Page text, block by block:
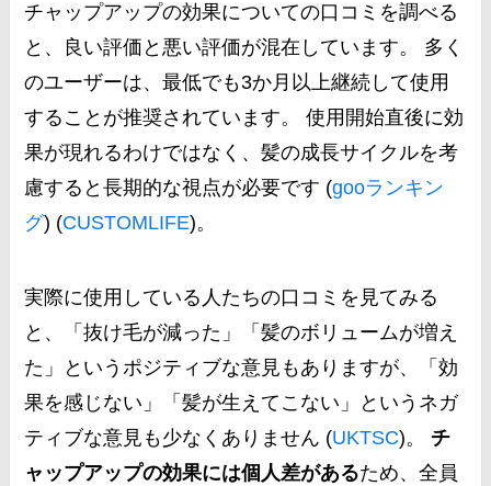
チャップアップの効果についての口コミを調べる
と、良い評価と悪い評価が混在しています。 多く
のユーザーは、最低でも3か月以上継続して使用
することが推奨されています。 使用開始直後に効
果が現れるわけではなく、髪の成長サイクルを考
慮すると長期的な視点が必要です​ (gooランキン
グ)​​ (CUSTOMLIFE)​。
実際に使用している人たちの口コミを見てみる
と、「抜け毛が減った」「髪のボリュームが増え
た」というポジティブな意見もありますが、「効
果を感じない」「髪が生えてこない」というネガ
ティブな意見も少なくありません​ (UKTSC)​。 チ
ャップアップの効果には個人差があるため、全員